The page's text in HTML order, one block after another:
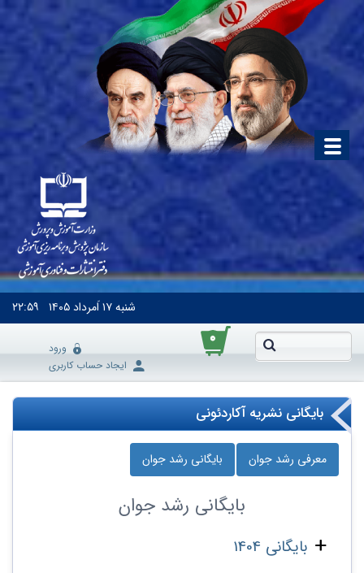
شنبه۱۷ اَمرداد ۱۴۰۵ ۲۲:۵۹
۰
ورود
ایجاد حساب کاربری
بایگانی نشریه آکاردئونی
معرفی رشد جوان بایگانی رشد جوان
بایگانی رشد جوان
بایگانی 1404